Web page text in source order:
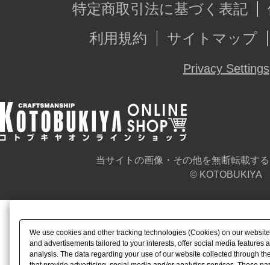
特定商取引法に基づく表記
利用規約
サイトマップ
Privacy Settings
当サイトの画像・その他を無断転載す
© KOTOBUKIYA
We use cookies and other tracking technologies (Cookies) on our
and advertisements tailored to your interests, offer social media features
analysis. The data regarding your use of our website collected through